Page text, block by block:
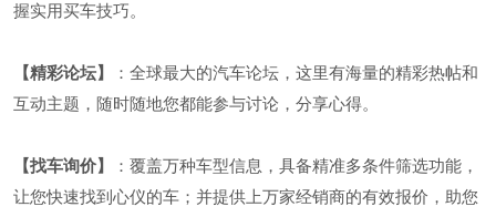
握实用买车技巧。
【精彩论坛】
：全球最大的汽车论坛，这里有海量的精彩热帖和
互动主题，随时随地您都能参与讨论，分享心得。
【找车询价】
：覆盖万种车型信息，具备精准多条件筛选功能，
让您快速找到心仪的车；并提供上万家经销商的有效报价，助您